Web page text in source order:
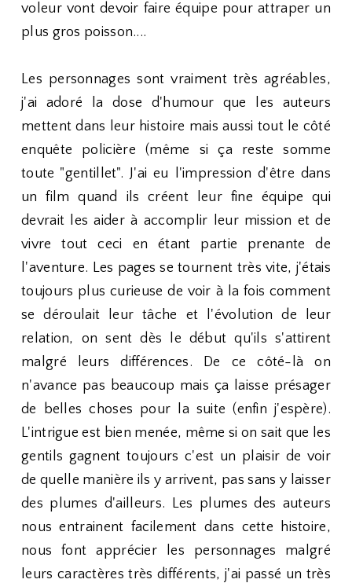
voleur vont devoir faire équipe pour attraper un
plus gros poisson....
Les personnages sont vraiment très agréables,
j'ai adoré la dose d'humour que les auteurs
mettent dans leur histoire mais aussi tout le côté
enquête policière (même si ça reste somme
toute "gentillet". J'ai eu l'impression d'être dans
un film quand ils créent leur fine équipe qui
devrait les aider à accomplir leur mission et de
vivre tout ceci en étant partie prenante de
l'aventure. Les pages se tournent très vite, j'étais
toujours plus curieuse de voir à la fois comment
se déroulait leur tâche et l'évolution de leur
relation, on sent dès le début qu'ils s'attirent
malgré leurs différences. De ce côté-là on
n'avance pas beaucoup mais ça laisse présager
de belles choses pour la suite (enfin j'espère).
L'intrigue est bien menée, même si on sait que les
gentils gagnent toujours c'est un plaisir de voir
de quelle manière ils y arrivent, pas sans y laisser
des plumes d'ailleurs. Les plumes des auteurs
nous entrainent facilement dans cette histoire,
nous font apprécier les personnages malgré
leurs caractères très différents, j'ai passé un très